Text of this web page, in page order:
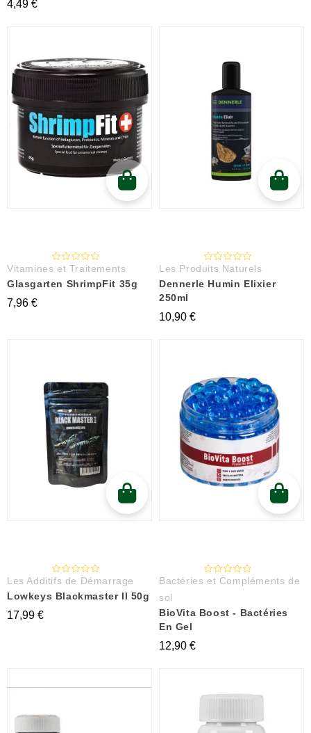
4,49 €
Vitamines et Traitements
Glasgarten ShrimpFit 35g
7,96 €
Les Produits Naturels
Dennerle Humin Elixier
250ml
10,90 €
Les Additifs de Démarrage
Lowkeys Blackmaster II 50g
17,99 €
Bactéries et Compléments de
sol
BioVita Boost - Bactéries
En Gel
12,90 €